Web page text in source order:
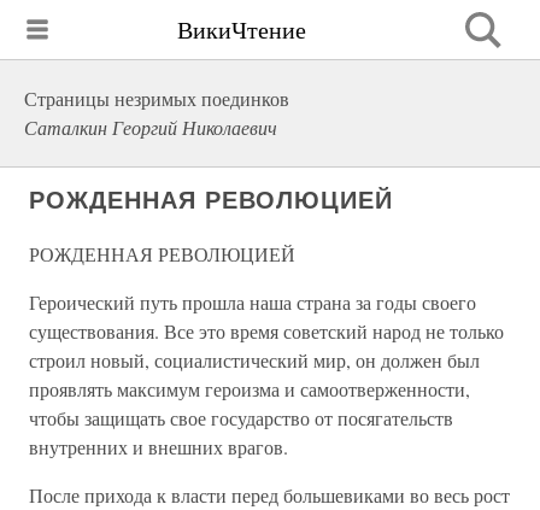
ВикиЧтение
Страницы незримых поединков
Саталкин Георгий Николаевич
РОЖДЕННАЯ РЕВОЛЮЦИЕЙ
РОЖДЕННАЯ РЕВОЛЮЦИЕЙ
Героический путь прошла наша страна за годы своего
существования. Все это время советский народ не только
строил новый, социалистический мир, он должен был
проявлять максимум героизма и самоотверженности,
чтобы защищать свое государство от посягательств
внутренних и внешних врагов.
После прихода к власти перед большевиками во весь рост